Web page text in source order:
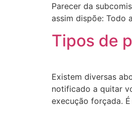
Parecer da
assim dispõe: Todo
Tipos de
Existem diversas
notificado a quitar
execução forçada.